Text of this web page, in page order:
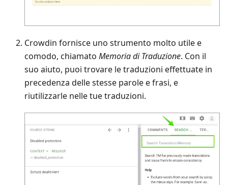
Crowdin fornisce uno strumento molto utile e
comodo, chiamato Memoria di Traduzione. Con il
suo aiuto, puoi trovare le traduzioni effettuate in
precedenza delle stesse parole e frasi, e
riutilizzarle nelle tue traduzioni.